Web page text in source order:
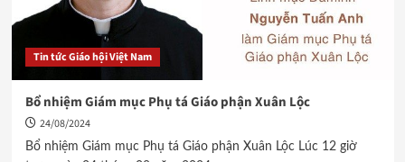
Tin tức Giáo hội Việt Nam
Bổ nhiệm Giám mục Phụ tá Giáo phận Xuân Lộc
24/08/2024
Bổ nhiệm Giám mục Phụ tá Giáo phận Xuân Lộc Lúc 12 giờ